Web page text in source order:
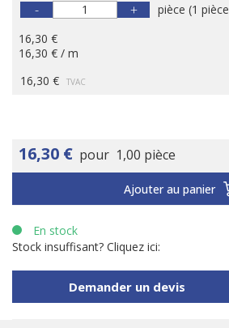
- + pièce (1 pièce
16,30 €
16,30 € / m
16,30 €
TVAC
16,30 € pour 1,00 pièce
Ajouter au panier
En stock
Stock insuffisant? Cliquez ici:
Demander un devis